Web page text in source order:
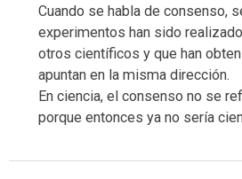
Cuando se habla de consenso,
experimentos han sido
otros científicos y que han
apuntan en la misma dirección.
En ciencia, el consenso no se
porque entonces ya no sería